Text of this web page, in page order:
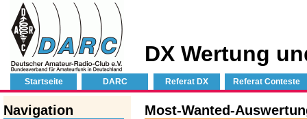
DX Wertung
Startseite DARC Referat DX Referat Conteste
Navigation Most-Wanted-